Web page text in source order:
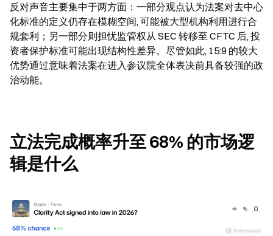
反对声音主要集中于两方面：一部分观点认为法案对去中心
化标准的定义仍存在模糊空间, 可能被大型机构利用进行合
规套利；另一部分则担忧监管权从 SEC 转移至 CFTC 后, 投
资者保护标准可能出现结构性差异。尽管如此, 15:9 的较大
优势通过意味着法案在进入参议院全体表决前具备较强的政
治动能。
立法完成概率升至 68% 的市场逻
辑是什么